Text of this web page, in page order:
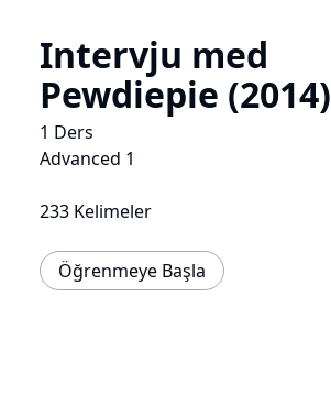
Intervju med
Pewdiepie (2014)
1 Ders
Advanced 1
233 Kelimeler
Öğrenmeye Başla